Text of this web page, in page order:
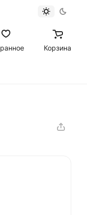
Корзина